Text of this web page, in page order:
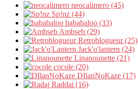
neocalimero (45)
Sp!nz (44)
bababaloo (33)
Ambseb (29)
Retroblogueur (25)
Jack'o'lantern (24)
Linanounette (21)
cocole (20)
DIlanNoKaze (17)
Raddai (16)